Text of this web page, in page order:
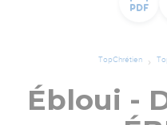
TopChrétien
Ébloui -